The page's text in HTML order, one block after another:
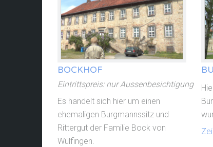
BOCKHOF
Eintrittspreis: nur Aussenbesichtigung
Es handelt sich hier um einen
ehemaligen Burgmannssitz und
Rittergut der Familie Bock von
Wülfingen.